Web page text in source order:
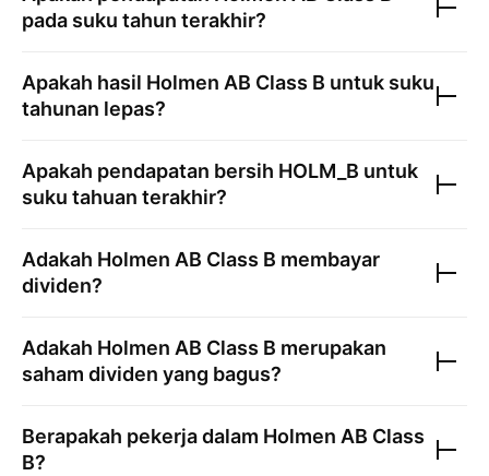
pada suku tahun terakhir?
Apakah hasil Holmen AB Class B untuk suku
tahunan lepas?
Apakah pendapatan bersih HOLM_B untuk
suku tahuan terakhir?
Adakah Holmen AB Class B membayar
dividen?
Adakah Holmen AB Class B merupakan
saham dividen yang bagus?
Berapakah pekerja dalam Holmen AB Class
B?